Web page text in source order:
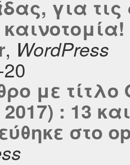
για τις
, WordPress
με τίτλο
2017) : 13
στο